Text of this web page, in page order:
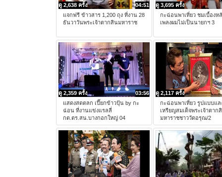
04:51
ดู 2,638 ครั้ง
แจกฟรี ข้าวสาร 1,200 ถุง ที่งาน 28
ธันวาวันพระเจ้าตากสินมหาราช
ดู 3,695 ครั้ง
กะฉ่อนพาเที่ยว ชมเบื้องห
เพลงผมไม่เป็นนายกฯ 3
03:56
ดู 2,359 ครั้ง
แสดงสดตลก เปี๊ยกข้าวปุ้น by กะ
ฉ่อน ที่งานแข่งแรลลี่
กต.ตร.สน.บางกอกใหญ่ 04
ดู 2,117 ครั้ง
กะฉ่อนพาเที่ยว รูปแบบแล
เหรียญสมเด็จพระเจ้าตาก
มหาราชชาววัดอรุณ/2